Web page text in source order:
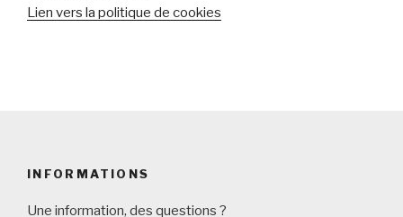
Lien vers la politique de cookies
INFORMATIONS
Une information, des questions ?